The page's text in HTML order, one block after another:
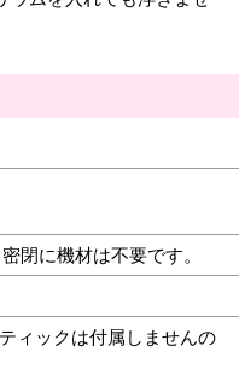
閉に機材は不要です。
ィックは付属しませんの